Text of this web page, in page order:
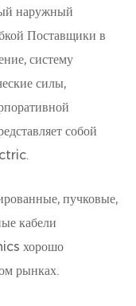
наружный
Поставщики в
систему
силы,
собой
пучковые,
кабели
хорошо
рынках.